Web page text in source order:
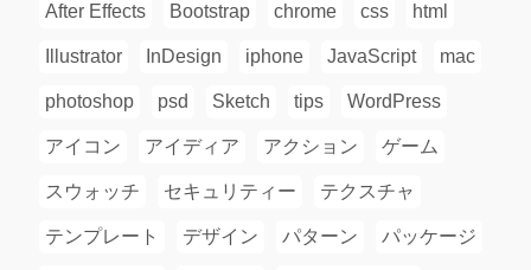
After Effects Bootstrap chrome css html
Illustrator InDesign iphone JavaScript mac
photoshop psd Sketch tips WordPress
アイコン アイディア アクション ゲーム
スウォッチ セキュリティー テクスチャ
テンプレート デザイン パターン パッケージ